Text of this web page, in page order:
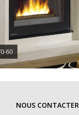
60
NOUS CONTACTER